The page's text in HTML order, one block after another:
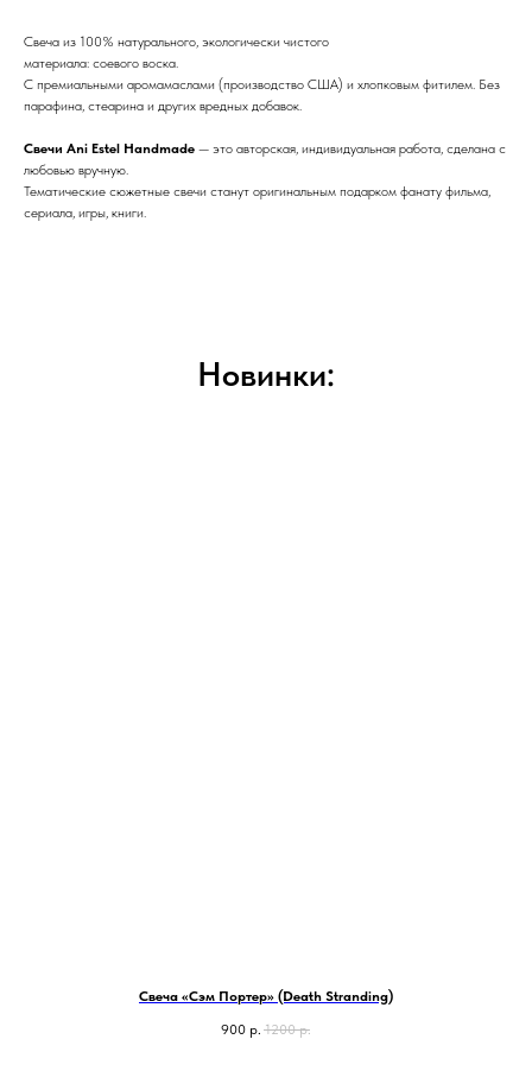
Свеча из 100% натурального, экологически чистого
материала: соевого воска.
С премиальными аромамаслами (производство США) и хлопковым фитилем. Без
парафина, стеарина и других вредных добавок.
Свечи Ani Estel Handmade — это авторская, индивидуальная работа, сделана с
любовью вручную.
Тематические сюжетные свечи станут оригинальным подарком фанату фильма,
сериала, игры, книги.
Новинки:
Свеча «Сэм Портер» (Death Stranding)
900 р. 1200 р.